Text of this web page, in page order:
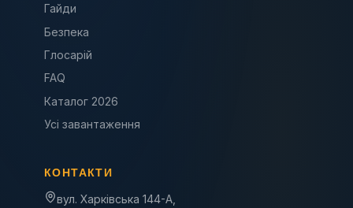
Гайди
Безпека
Глосарій
FAQ
Каталог 2026
Усі завантаження
КОНТАКТИ
вул. Харківська 144-А,